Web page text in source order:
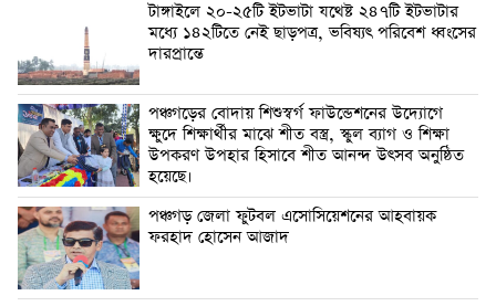
টাঙ্গাইলে ২০-২৫টি ইটভাটা যথেষ্ট ২৪৭টি ইটভাটার
মধ্যে ১৪২টিতে নেই ছাড়পত্র, ভবিষ্যৎ পরিবেশ ধ্বংসের
দারপ্রান্তে
পঞ্চগড়ের বোদায় শিশুস্বর্গ ফাউন্ডেশনের উদ্যোগে
ক্ষুদে শিক্ষার্থীর মাঝে শীত বস্ত্র, স্কুল ব্যাগ ও শিক্ষা
উপকরণ উপহার হিসাবে শীত আনন্দ উৎসব অনুষ্ঠিত
হয়েছে।
পঞ্চগড় জেলা ফুটবল এসোসিয়েশনের আহবায়ক
ফরহাদ হোসেন আজাদ